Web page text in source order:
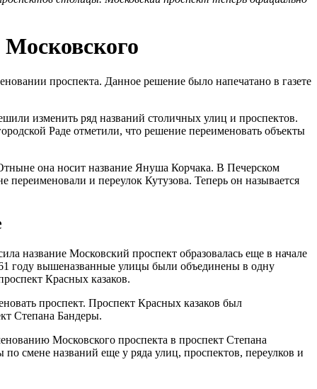
проспекта. Данное решение было напечатано в газете
изменить ряд названий столичных улиц и проспектов.
Раде отметили, что решение переименовать объекты
она носит название Януша Корчака. В Печерском
и переулок Кутузова. Теперь он называется
название Московский проспект образовалась еще в начале
году вышеназванные улицы были объединены в одну
Красных казаков.
проспект. Проспект Красных казаков был
Степана Бандеры.
Московского проспекта в проспект Степана
смене названий еще у ряда улиц, проспектов, переулков и